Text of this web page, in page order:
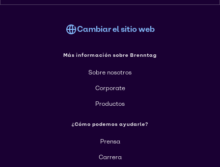
Cambiar el sitio web
Más información sobre Brenntag
Sobre nosotros
Corporate
Productos
¿Cómo podemos ayudarle?
Prensa
Carrera